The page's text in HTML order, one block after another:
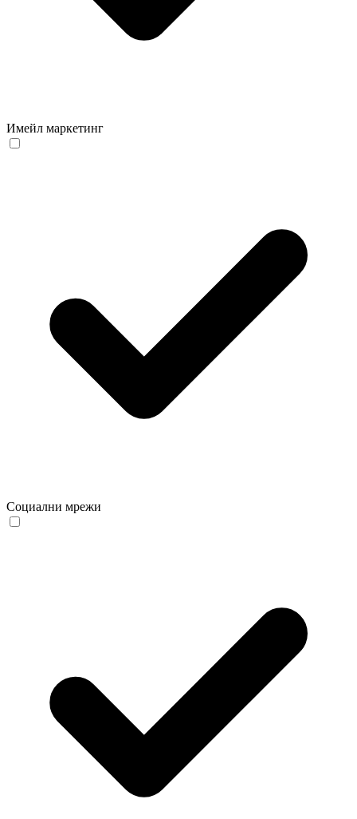
Имейл маркетинг
Социални мрежи